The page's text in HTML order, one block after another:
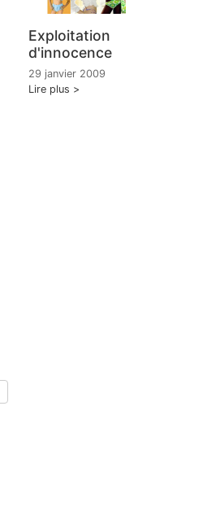
Exploitation
d'innocence
29 janvier 2009
Lire plus